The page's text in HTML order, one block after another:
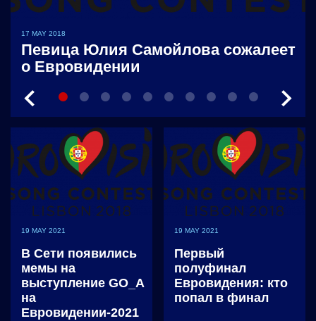
17 MAY 2018
Певица Юлия Самойлова сожалеет
о Евровидении
19 MAY 2021
В Сети появились
мемы на
выступление GO_A
на
Евровидении-2021
19 MAY 2021
Первый
полуфинал
Евровидения: кто
попал в финал